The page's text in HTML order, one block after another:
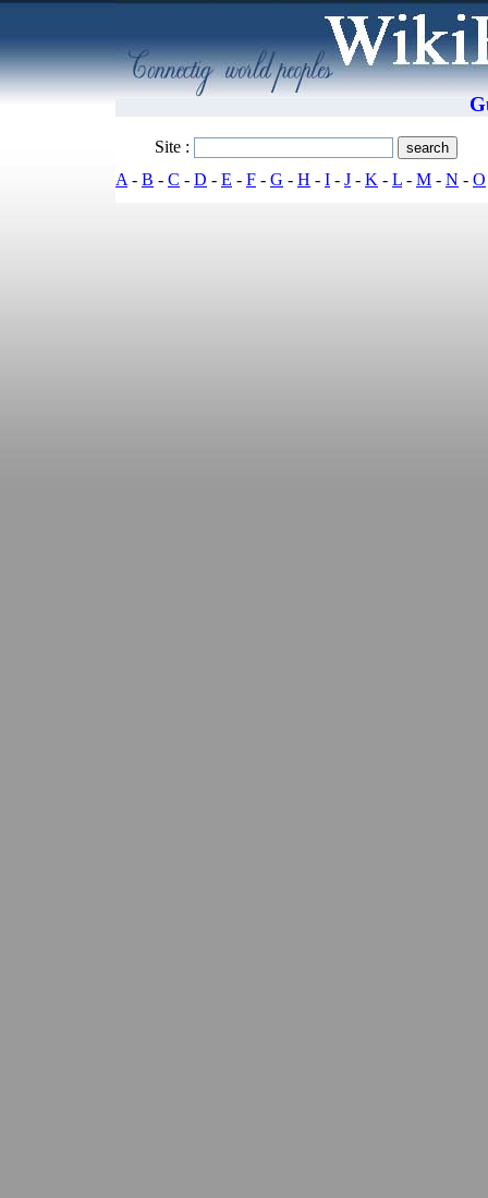
Site :
A - B - C - D - E - F - G - H - I - J - K - L - M - N - O